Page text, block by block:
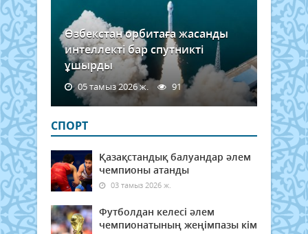
Өзбекстан орбитаға жасанды
интеллекті бар спутникті
ұшырды
05 тамыз 2026 ж. 91
СПОРТ
Қазақстандық балуандар әлем
чемпионы атанды
03 тамыз 2026 ж.
Футболдан келесі әлем
чемпионатының жеңімпазы кім